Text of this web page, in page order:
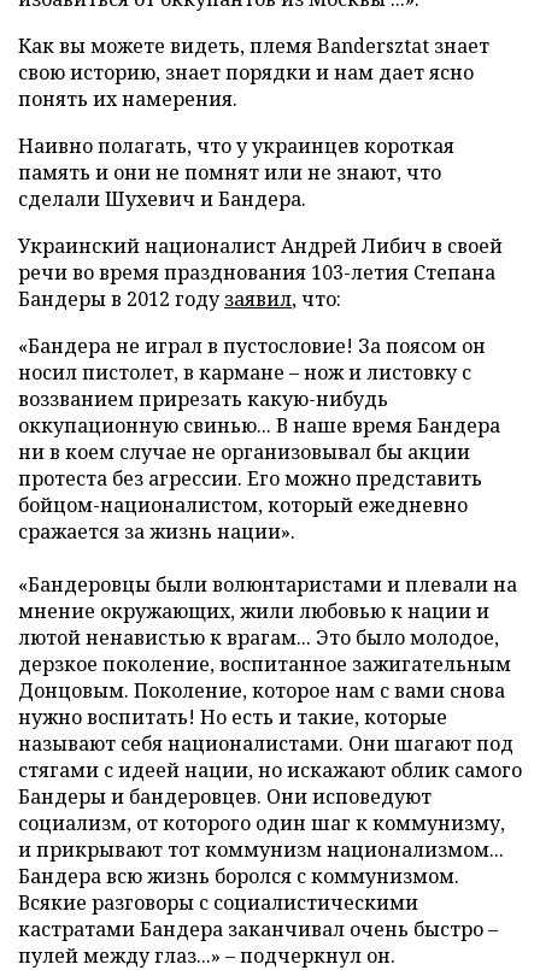
Как вы можете видеть, племя Bandersztat знает
свою историю, знает порядки и нам дает ясно
понять их намерения.
Наивно полагать, что у украинцев короткая
память и они не помнят или не знают, что
сделали Шухевич и Бандера.
Украинский националист Андрей Либич в своей
речи во время празднования 103-летия Степана
Бандеры в 2012 годузаявил, что:
«Бандера не играл в пустословие! За поясом он
носил пистолет, в кармане – нож и листовку с
воззванием прирезать какую-нибудь
оккупационную свинью... В наше время Бандера
ни в коем случае не организовывал бы акции
протеста без агрессии. Его можно представить
бойцом-националистом, который ежедневно
сражается за жизнь нации».
«Бандеровцы были волюнтаристами и плевали на
мнение окружающих, жили любовью к нации и
лютой ненавистью к врагам... Это было молодое,
дерзкое поколение, воспитанное зажигательным
Донцовым. Поколение, которое нам с вами снова
нужно воспитать! Но есть и такие, которые
называют себя националистами. Они шагают под
стягами с идеей нации, но искажают облик самого
Бандеры и бандеровцев. Они исповедуют
социализм, от которого один шаг к коммунизму,
и прикрывают тот коммунизм национализмом...
Бандера всю жизнь боролся с коммунизмом.
Всякие разговоры с социалистическими
кастратами Бандера заканчивал очень быстро –
пулей между глаз...» – подчеркнул он.